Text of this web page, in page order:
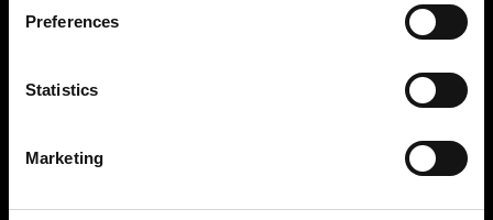
Preferences
Statistics
Marketing
+46 (0)8 411 00 22